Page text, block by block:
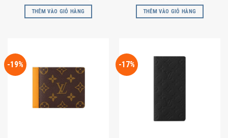
là:
2.280.000₫.
THÊM VÀO GIỎ HÀNG
là:
1.980.000₫.
THÊM VÀO GIỎ HÀNG
-19% -17%